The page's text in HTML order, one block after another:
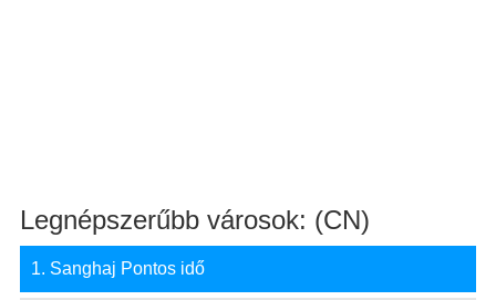
Legnépszerűbb városok: (CN)
1. Sanghaj Pontos idő